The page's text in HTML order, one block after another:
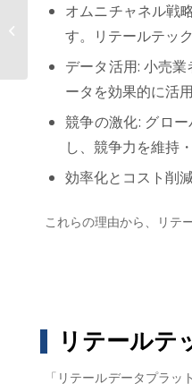
オムニチャネル戦
す。リテールテッ
データ活用: 小売
ータを効果的に活
競争の激化: グロ
し、競争力を維持
効率化とコスト削
これらの理由から、リテ
リテールテ
「リテールデータプラ
AOSデータ社、エドテックで
率化「教育データプラットフォ